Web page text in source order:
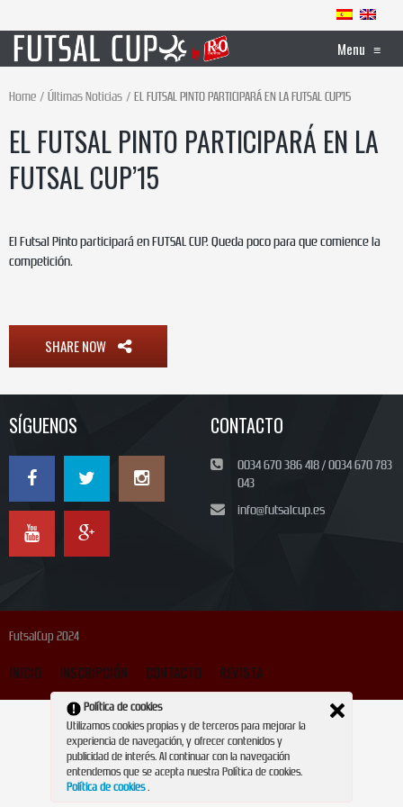
Menu ≡
Home Últimas Noticias EL FUTSAL PINTO PARTICIPARÁ EN LA FUTSAL CUP’15
EL FUTSAL PINTO PARTICIPARÁ EN LA
FUTSAL CUP’15
El Futsal Pinto participará en FUTSAL CUP. Queda poco para que comience la
competición.
SHARE NOW
SÍGUENOS CONTACTO
0034 670 386 418 / 0034 670 783
043
info@futsalcup.es
FutsalCup 2024
INICIO INSCRIPCIÓN CONTACTO REVISTA
Política de cookies
Utilizamos cookies propias y de terceros para mejorar la
experiencia de navegación, y ofrecer contenidos y
publicidad de interés. Al continuar con la navegación
entendemos que se acepta nuestra Política de cookies.
Política de cookies.